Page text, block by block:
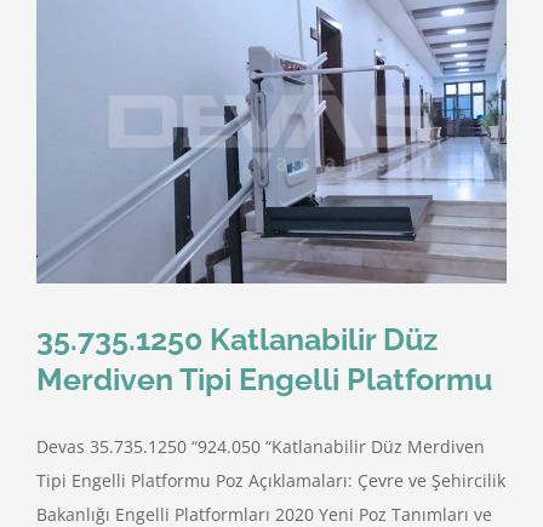
35.735.1250 Katlanabilir Düz
Merdiven Tipi Engelli Platformu
Devas 35.735.1250 “924.050 “Katlanabilir Düz Merdiven
Tipi Engelli Platformu Poz Açıklamaları: Çevre ve Şehircilik
Bakanlığı Engelli Platformları 2020 Yeni Poz Tanımları ve